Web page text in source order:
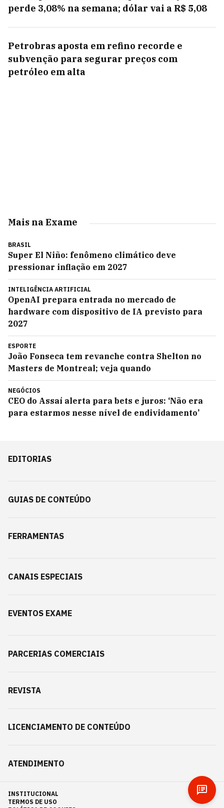
perde 3,08% na semana; dólar vai a R$ 5,08
Petrobras aposta em refino recorde e
subvenção para segurar preços com
petróleo em alta
Mais na Exame
BRASIL
Super El Niño: fenômeno climático deve
pressionar inflação em 2027
INTELIGÊNCIA ARTIFICIAL
OpenAI prepara entrada no mercado de
hardware com dispositivo de IA previsto para
2027
ESPORTE
João Fonseca tem revanche contra Shelton no
Masters de Montreal; veja quando
NEGÓCIOS
CEO do Assaí alerta para bets e juros: ‘Não era
para estarmos nesse nível de endividamento’
EDITORIAS
GUIAS DE CONTEÚDO
FERRAMENTAS
CANAIS ESPECIAIS
EVENTOS EXAME
PARCERIAS COMERCIAIS
REVISTA
LICENCIAMENTO DE CONTEÚDO
ATENDIMENTO
INSTITUCIONAL
TERMOS DE USO